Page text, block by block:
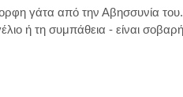
γάτα από την Αβησσυνία
ή τη συμπάθεια - είναι